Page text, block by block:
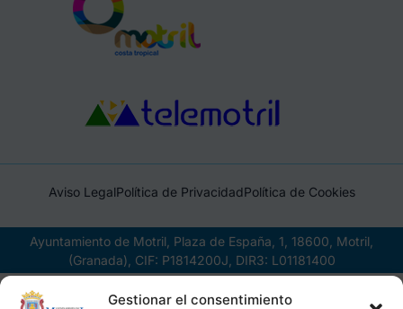
Gestionar el consentimiento
Aviso LegalPolítica de PrivacidadPolítica de Cookies
Ayuntamiento de Motril, Plaza de España, 1, 18600, Motril,
(Granada), CIF: P1814200J, DIR3: L01181400